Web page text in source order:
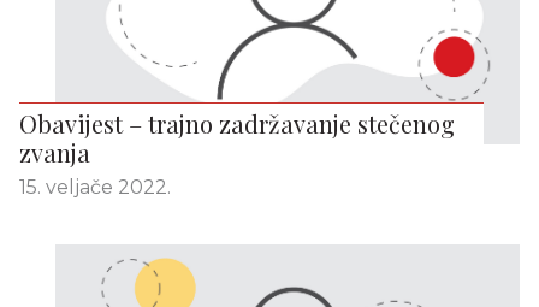
Obavijest – trajno zadržavanje stečenog
zvanja
15. veljače 2022.